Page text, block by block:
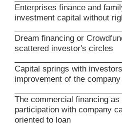
Enterprises finance and
investment capital without
Dream financing or
scattered investor's circles
Capital springs with
improvement of the
The commercial financing
participation with company
oriented to loan